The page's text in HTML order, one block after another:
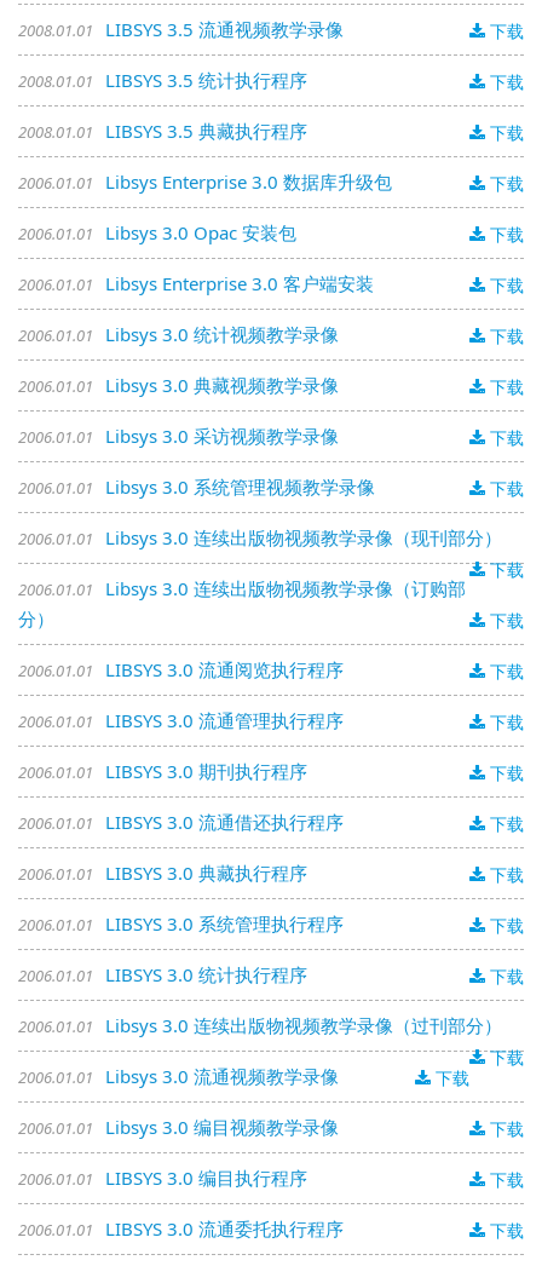
2008.01.01 LIBSYS 3.5 流通视频教学录像 下载
2008.01.01 LIBSYS 3.5 统计执行程序 下载
2008.01.01 LIBSYS 3.5 典藏执行程序 下载
2006.01.01 Libsys Enterprise 3.0 数据库升级包 下载
2006.01.01 Libsys 3.0 Opac 安装包 下载
2006.01.01 Libsys Enterprise 3.0 客户端安装 下载
2006.01.01 Libsys 3.0 统计视频教学录像 下载
2006.01.01 Libsys 3.0 典藏视频教学录像 下载
2006.01.01 Libsys 3.0 采访视频教学录像 下载
2006.01.01 Libsys 3.0 系统管理视频教学录像 下载
2006.01.01 Libsys 3.0 连续出版物视频教学录像（现刊部分）
下载
2006.01.01
Libsys 3.0 连续出版物视频教学录像（订购部
分）
下载
2006.01.01 LIBSYS 3.0 流通阅览执行程序 下载
2006.01.01 LIBSYS 3.0 流通管理执行程序 下载
2006.01.01 LIBSYS 3.0 期刊执行程序 下载
2006.01.01 LIBSYS 3.0 流通借还执行程序 下载
2006.01.01 LIBSYS 3.0 典藏执行程序 下载
2006.01.01 LIBSYS 3.0 系统管理执行程序 下载
2006.01.01 LIBSYS 3.0 统计执行程序 下载
2006.01.01 Libsys 3.0 连续出版物视频教学录像（过刊部分）
下载
2006.01.01 Libsys 3.0 流通视频教学录像 下载
2006.01.01 Libsys 3.0 编目视频教学录像 下载
2006.01.01 LIBSYS 3.0 编目执行程序 下载
2006.01.01 LIBSYS 3.0 流通委托执行程序 下载